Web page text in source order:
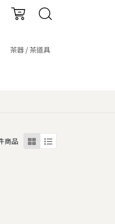
茶器 / 茶道具
商品